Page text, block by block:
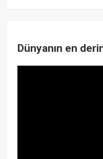
Dünyanın en